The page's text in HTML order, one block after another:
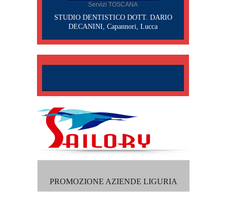
Servizi TOSCANA
STUDIO DENTISTICO DOTT. DARIO
DECANINI, Capannori, Lucca
PROMOZIONE AZIENDE LIGURIA